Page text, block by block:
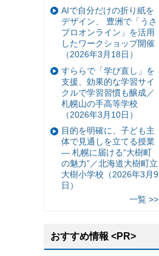
AIで自分だけの折り紙を
デザイン、 豊洲で「うさ
プロオンライン」を活用
したワークショップ開催
（2026年3月18日）
すららで「学び直し」を
支援、効果的な学習サイ
クルで学習習慣も醸成／
札幌山の手高等学校
（2026年3月10日）
目的を明確に、子ども主
体で見通しを立てる授業
— 札幌に届ける“大樹町
の魅力”／北海道大樹町立
大樹小学校（2026年3月9
日）
一覧 >>
おすすめ情報 <PR>